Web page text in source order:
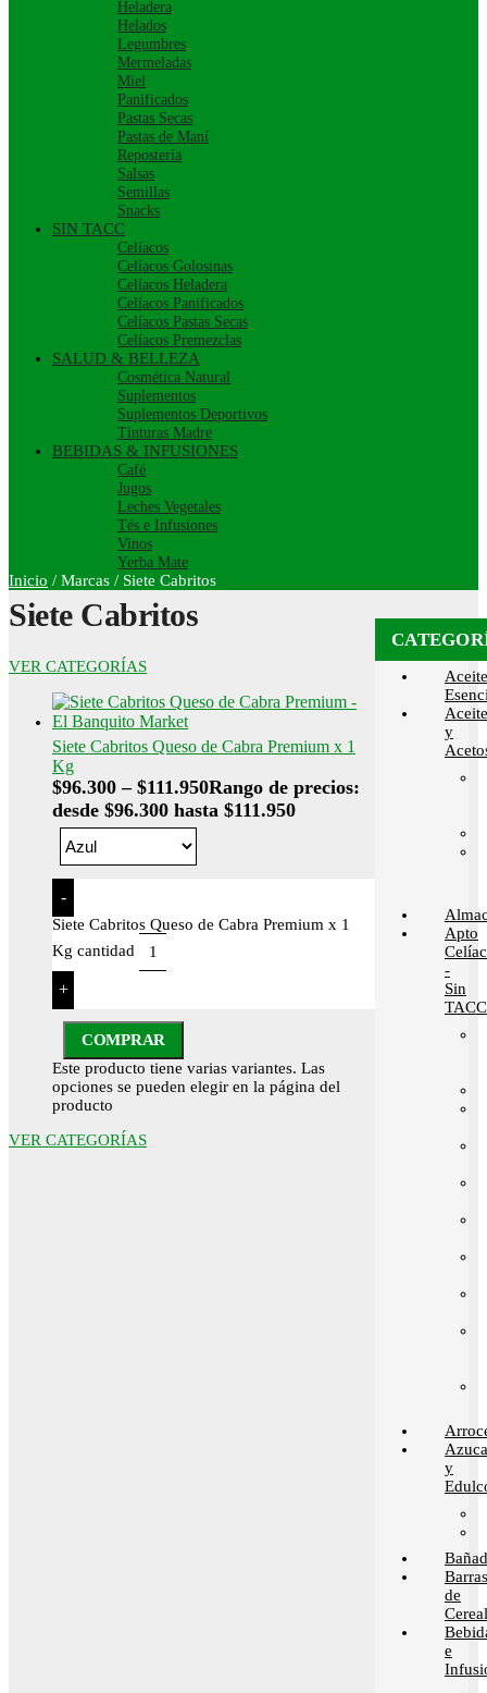
Heladera
Helados
Legumbres
Mermeladas
Miel
Panificados
Pastas Secas
Pastas de Maní
Repostería
Salsas
Semillas
Snacks
SIN TACC
Celíacos
Celíacos Golosinas
Celíacos Heladera
Celíacos Panificados
Celíacos Pastas Secas
Celíacos Premezclas
SALUD & BELLEZA
Cosmética Natural
Suplementos
Suplementos Deportivos
Tinturas Madre
BEBIDAS & INFUSIONES
Café
Jugos
Leches Vegetales
Tés e Infusiones
Vinos
Yerba Mate
Inicio / Marcas / Siete Cabritos
Siete Cabritos
VER CATEGORÍAS
Siete Cabritos Queso de Cabra Premium x 1
Kg
$96.300 – $111.950Rango de precios:
desde $96.300 hasta $111.950
-
Siete Cabritos Queso de Cabra Premium x 1
Kg cantidad
+
COMPRAR
Este producto tiene varias variantes. Las
opciones se pueden elegir en la página del
producto
VER CATEGORÍAS
y
Apto
-
Sin
TACC
y
Barras
de
e